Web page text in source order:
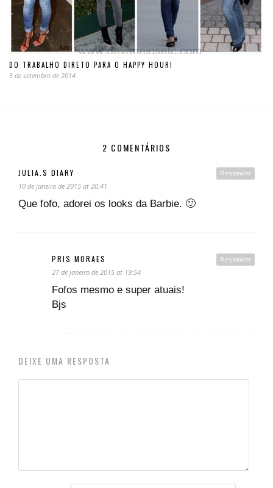
DO TRABALHO DIRETO PARA O HAPPY HOUR!
5 de setembro de 2014
2 COMENTÁRIOS
Responder
JULIA.S DIARY
10 de janeiro de 2015 at 20:41
Que fofo, adorei os looks da Barbie. 🙂
Responder
PRIS MORAES
27 de janeiro de 2015 at 19:54
Fofos mesmo e super atuais!
Bjs
DEIXE UMA RESPOSTA